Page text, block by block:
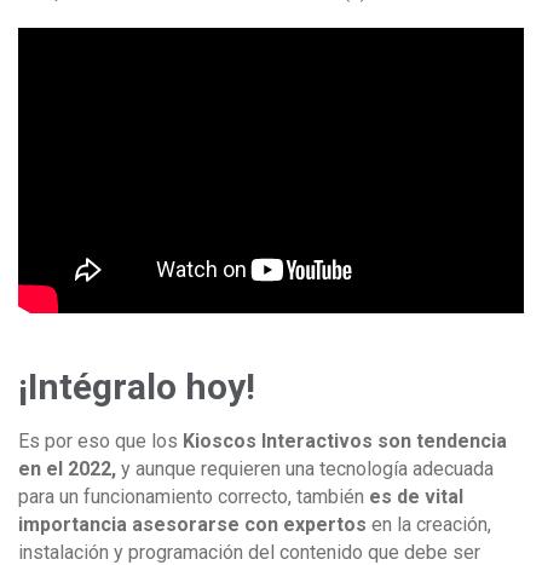
¡Intégralo hoy!
Es por eso que los Kioscos Interactivos son tendencia
en el 2022, y aunque requieren una tecnología adecuada
para un funcionamiento correcto, también es de vital
importancia asesorarse con expertos en la creación,
instalación y programación del contenido que debe ser